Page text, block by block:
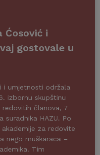
Ćosović i
gostovale u
i umjetnosti održala
izbornu skupštinu
redovitih članova, 7
suradnika HAZU. Po
za redovite
nego muškaraca –
Tim